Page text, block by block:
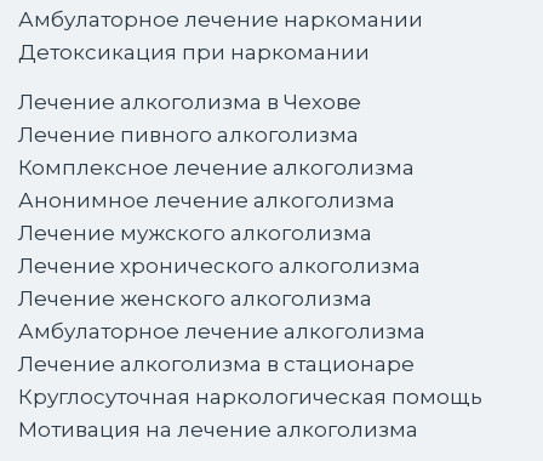
Амбулаторное лечение наркомании
Детоксикация при наркомании
Лечение алкоголизма в Чехове
Лечение пивного алкоголизма
Комплексное лечение алкоголизма
Анонимное лечение алкоголизма
Лечение мужского алкоголизма
Лечение хронического алкоголизма
Лечение женского алкоголизма
Амбулаторное лечение алкоголизма
Лечение алкоголизма в стационаре
Круглосуточная наркологическая помощь
Мотивация на лечение алкоголизма